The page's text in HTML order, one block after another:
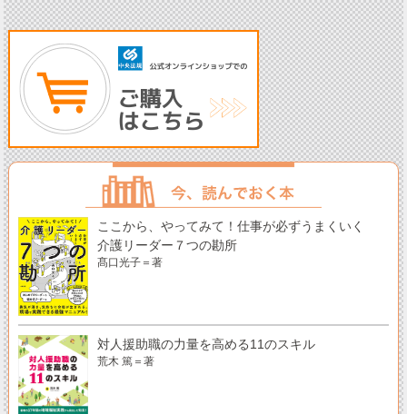
ここから、やってみて！仕事が必ずうまくいく
介護リーダー７つの勘所
髙口光子＝著
対人援助職の力量を高める11のスキル
荒木 篤＝著